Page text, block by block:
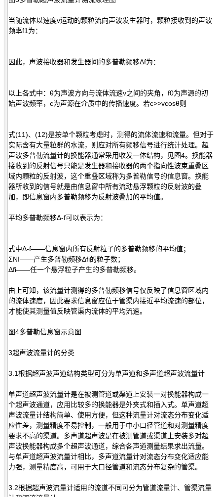
当随流体以速度v运动的颗粒流向声波发生器时，颗粒接收到的声波
频率f1为：
因此，声波接收器和发生器间的多普勒频移Δf为：
以上各式中：θ为声波方向与流体流速v之间的夹角，f0为声源的初
始声波频率，c为声源在介质中的传播速度。若c>>vcosθ则
式(11)、(12)是按单个颗粒考虑时，测得的流体流速和流量。但对于
实际含有大量粒群的水流，则应对所有频移信号进行统计处理。超
声波多普勒流量计的换能器通常采用收发一体结构，见图4。换能器
接收到的反射信号只能是发生器和接收器的两个指向性波束重叠区
域内颗粒的反射波，这个重叠区域称为多普勒信号的信息窗。换能
器所收到的信号就是由信息窗中所有流动悬浮颗粒的反射波的叠
加，即信息窗内多普勒频移为反射波叠加的平均值。
平均多普勒频移Δ-f可以表示为：
式中Δ-f——信息窗内所有反射粒子的多普勒频移的平均值；
ΣNI——产生多普勒频移Δfi的粒子数；
Δfi——任一个悬浮粒子产生的多普勒频移。
由上可知，该流量计测得的多普勒频移信号仅反映了信息窗区域内
的流体速度，因此要求信息窗应位于管渠内接近平均流速的部位，
才能使其测量值反映管渠内流体的平均流速。
图4多普勒信息窗示意图
3超声波流量计的分类
3.1根据超声波声道结构类型可分为单声道和多声道超声波流量计
单声道超声波流量计是在被测管道或渠道上安装一对换能器构成一
个超声波通道，应用比较多的换能器是外夹式和插入式。单声道超
声波流量计结构简单、使用方便，但这种流量计对流态分布变化适
应性差，测量精度不易控制，一般用于中小口径管道和对测量精度
要求不高的渠道。多声道超声波是在被测管道或渠道上安装多对超
声波换能器构成多个超声波通道，综合各声道测量结果求出流量。
与单声道超声波流量计相比，多声道流量计对流态分布变化适应能
力强，测量精度高，可用于大口径管道和流态分布复杂的管渠。
3.2根据超声波流量计适用的流道不同可分为管道流量计、管渠流量